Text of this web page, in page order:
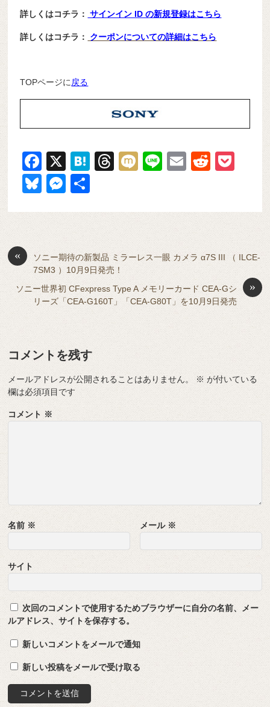
詳しくはコチラ： サインイン ID の新規登録はこちら
詳しくはコチラ： クーポンについての詳細はこちら
TOPページに 戻る
F
a
c
e
o
o
k
X
H
n
T
a
s
M
Li
E
R
di et
Bl
y
M
n
g
er
«
ソニー期待の新製品 ミラーレス一眼 カメラ α7S III （ ILCE-
7SM3 ）10月9日発売！
»
ソニー世界初 CFexpress Type A メモリーカード CEA-Gシ
リーズ「CEA-G160T」「CEA-G80T」を10月9日発売
コメントを残す
メールアドレスが公開されることはありません。 ※ が付いている
欄は必須項目です
コメント ※
名前 ※ メール ※
サイト
次回のコメントで使用するためブラウザーに自分の名前、メー
ルアドレス、サイトを保存する。
新しいコメントをメールで通知
新しい投稿をメールで受け取る